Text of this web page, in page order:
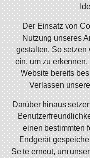
Der Einsatz von
Nutzung unseres
gestalten. So
ein, um zu
Website bereits
Verlassen
Darüber hinaus
einen bestimmten
Endgerät
Seite erneut, um